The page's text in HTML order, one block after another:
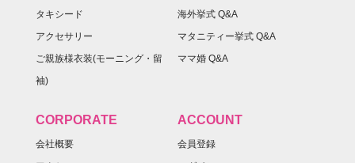
タキシード
アクセサリー
ご親族様衣装(モーニング・留
袖)
海外挙式 Q&A
マタニティー挙式 Q&A
ママ婚 Q&A
CORPORATE
会社概要
ACCOUNT
会員登録